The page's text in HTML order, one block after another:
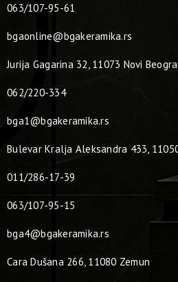
063/107-95-61
bgaonline@bgakeramika.rs
Jurija Gagarina 32, 11073 Novi
062/220-334
bga1@bgakeramika.rs
Bulevar Kralja Aleksandra 433,
011/286-17-39
063/107-95-15
bga4@bgakeramika.rs
Cara Dušana 266, 11080 Zemun